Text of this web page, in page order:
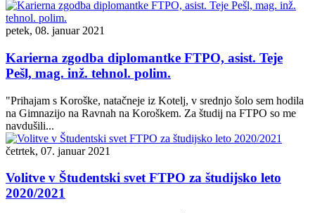
petek, 08. januar 2021
Karierna zgodba diplomantke FTPO, asist. Teje
Pešl, mag. inž. tehnol. polim.
"Prihajam s Koroške, natačneje iz Kotelj, v srednjo šolo sem hodila
na Gimnazijo na Ravnah na Koroškem. Za študij na FTPO so me
navdušili...
četrtek, 07. januar 2021
Volitve v Študentski svet FTPO za študijsko leto
2020/2021